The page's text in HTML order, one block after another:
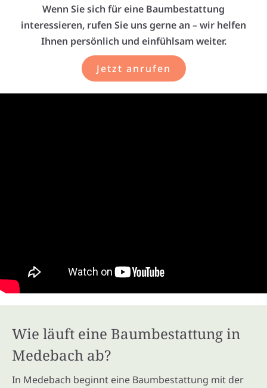
Wenn Sie sich für eine Baumbestattung
interessieren, rufen Sie uns gerne an – wir helfen
Ihnen persönlich und einfühlsam weiter.
Jetzt anrufen
Wie läuft eine Baumbestattung in
Medebach ab?
In Medebach beginnt eine Baumbestattung mit der